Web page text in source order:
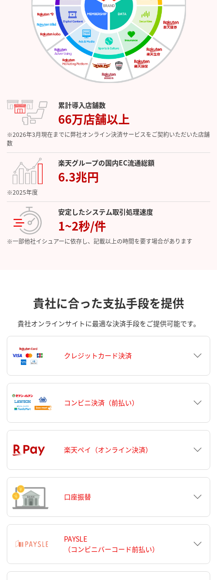
累計導入店舗数
66万店舗以上
※2026年3月現在までに弊社オンライン決済サービスをご契約いただいた店舗
数
楽天グループの国内EC流通総額
6.3兆円
※2025年度
安定したシステム取引処理速度
1~2秒/件
※一部他社イシュアーに依存し、記載以上の時間を要す場合があります
貴社に合った支払手段を提供
貴社オンラインサイトに最適な決済手段をご提供可能です。
クレジットカード決済
コンビニ決済（前払い）
楽天ペイ（オンライン決済）
口座振替
PAYSLE
（コンビニバーコード前払い）